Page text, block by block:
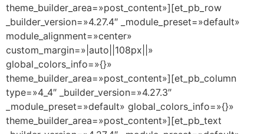
theme_builder_area=»post_content»][et_pb_row
_builder_version=»4.27.4″ _module_preset=»default»
module_alignment=»center»
custom_margin=»|auto||108px||»
global_colors_info=»{}»
theme_builder_area=»post_content»][et_pb_column
type=»4_4″ _builder_version=»4.27.3″
_module_preset=»default» global_colors_info=»{}»
theme_builder_area=»post_content»][et_pb_text